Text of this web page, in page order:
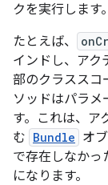
クを実行します。
たとえば、
インドし、アク
部のクラススコ
ソッドはパラメ
す。これは、ア
む Bundle オ
で存在しなかっ
になります。